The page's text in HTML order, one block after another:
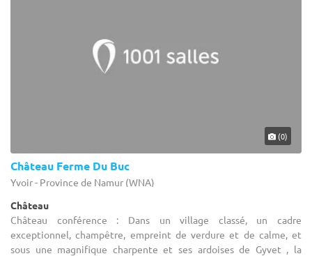
(0)
Château Ferme Du Buc
Yvoir - Province de Namur (WNA)
Château
Château conférence : Dans un village classé, un cadre
exceptionnel, champêtre, empreint de verdure et de calme, et
sous une magnifique charpente et ses ardoises de Gyvet , la